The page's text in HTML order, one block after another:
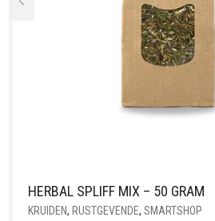
HERBAL SPLIFF MIX – 50 GRAM
KRUIDEN, RUSTGEVENDE, SMARTSHOP